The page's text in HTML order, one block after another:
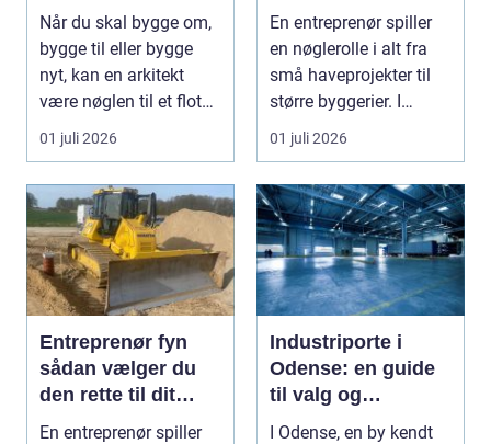
Når du skal bygge om,
bygge til eller bygge
nyt, kan en arkitekt
være nøglen til et flot
resultat, d...
01 juli 2026
rette
samarbejdspartner
til dit byggeri
En entreprenør spiller
en nøglerolle i alt fra
små haveprojekter til
større byggerier. I
Nordjylland...
01 juli 2026
Entreprenør fyn
sådan vælger du
den rette til dit
projekt
En entreprenør spiller
Industriporte i
Odense: en guide
til valg og
installation
I Odense, en by kendt